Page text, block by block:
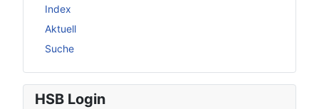
Index
Aktuell
Suche
HSB Login